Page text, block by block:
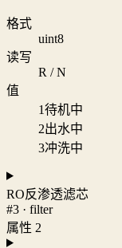
格式
uint8
读写
R / N
值
1待机中
2出水中
3冲洗中
RO反渗透滤芯
#3 · filter
属性 2